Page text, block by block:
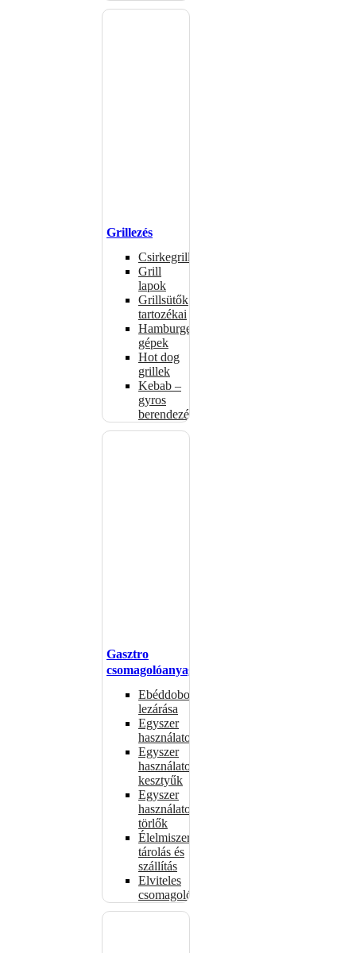
Grillezés
Csirkegrillek
Grill
lapok
Grillsütők
tartozékai
Hamburgerformázó
gépek
Hot dog
grillek
Kebab –
gyros
berendezés
Gasztro
csomagolóanyagok
Ebéddobozok
lezárása
Egyszer
használatos
Egyszer
használatos
kesztyűk
Egyszer
használatos
törlők
Élelmiszer-
tárolás és
szállítás
Elviteles
csomagolóanyagok